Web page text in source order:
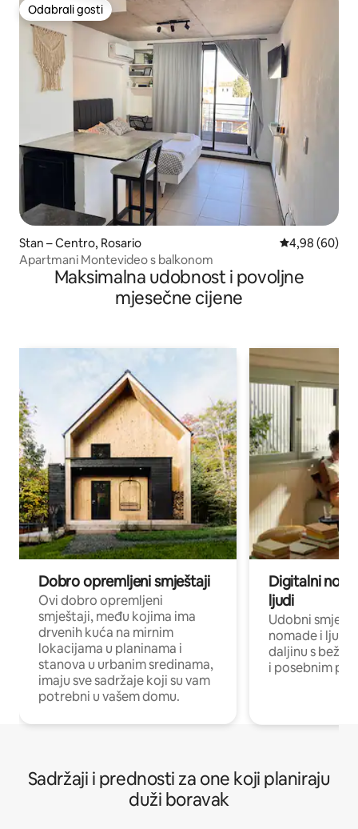
Odabrali gosti
Odabrali gosti
Stan – Centro, Rosario Prosječna
4,98 (60)
Apartmani Montevideo s balkonom
Maksimalna udobnost i povoljne
mjesečne cijene
Dobro opremljeni smještaji
Ovi dobro opremljeni
smještaji, među kojima ima
drvenih kuća na mirnim
lokacijama u planinama i
stanova u urbanim sredinama,
imaju sve sadržaje koji su vam
potrebni u vašem domu.
Digitalni
ljudi
Udobni
nomade i ljude
daljinu s
i posebnim
Sadržaji i prednosti za one koji planiraju
duži boravak